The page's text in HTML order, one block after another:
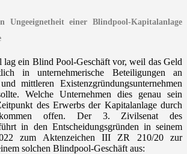
Ungeeignetheit einer Blindpool-Kapitalanlage
lag ein Blind Pool-Geschäft vor, weil das Geld
in unternehmerische Beteiligungen an
mittleren Existenzgründungsunternehmen
Welche Unternehmen dies genau sein
des Erwerbs der Kapitalanlage durch
offen. Der 3. Zivilsenat des
in den Entscheidungsgründen in seinem
zum Aktenzeichen III ZR 210/20 zur
solchen Blindpool-Geschäft aus: